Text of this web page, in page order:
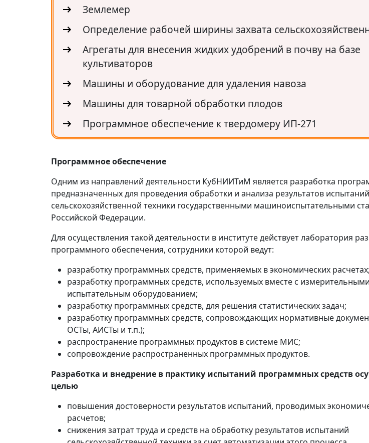
Землемер
Определение рабочей ширины захвата
Агрегаты для внесения жидких удобрений в почву на базе
культиваторов
Машины и оборудование для удаления навоза
Машины для товарной обработки плодов
Программное обеспечение к твердомеру ИП-271
Программное обеспечение
Одним из направлений деятельности КубНИИТиМ является разработка
предназначенных для проведения обработки и анализа результатов испытаний
сельскохозяйственной техники государственными машиноиспытательными
Российской Федерации.
Для осуществления такой деятельности в институте действует лаборатория
программного обеспечения, сотрудники которой ведут:
разработку программных средств, применяемых в экономических расчетах;
разработку программных средств, используемых вместе с
испытательным оборудованием;
разработку программных средств, для решения статистических задач;
разработку программных средств, сопровождающих нормативные
ОСТы, АИСТы и т.п.);
распространение программных продуктов в системе МИС;
сопровождение распространенных программных продуктов.
Разработка и внедрение в практику испытаний программных средств
целью
повышения достоверности результатов испытаний, проводимых
расчетов;
снижения затрат труда и средств на обработку результатов испытаний